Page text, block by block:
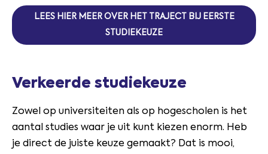
LEES HIER MEER OVER HET TRAJECT BIJ EERSTE
STUDIEKEUZE
Verkeerde studiekeuze
Zowel op universiteiten als op hogescholen is het
aantal studies waar je uit kunt kiezen enorm. Heb
je direct de juiste keuze gemaakt? Dat is mooi,